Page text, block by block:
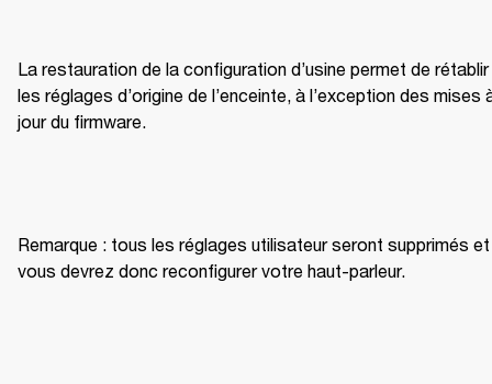
La restauration de la configuration d’usine permet de rétablir
les réglages d’origine de l’enceinte, à l’exception des mises
jour du firmware.
Remarque : tous les réglages utilisateur seront supprimés et
vous devrez donc reconfigurer votre haut-parleur.